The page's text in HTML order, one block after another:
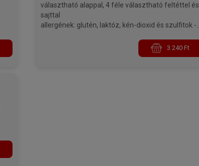
választható alappal, 4 féle választható feltéttel és
sajttal
allergének: glutén, laktóz, kén-dioxid és szulfitok -
3 240 Ft